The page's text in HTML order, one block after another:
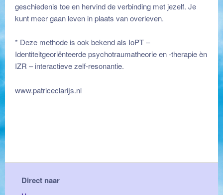
geschiedenis toe en hervind de verbinding met jezelf. Je
kunt meer gaan leven in plaats van overleven.
* Deze methode is ook bekend als IoPT –
Identiteitgeoriënteerde psychotraumatheorie en -therapie èn
IZR – interactieve zelf-resonantie.
www.patriceclarijs.nl
Direct naar